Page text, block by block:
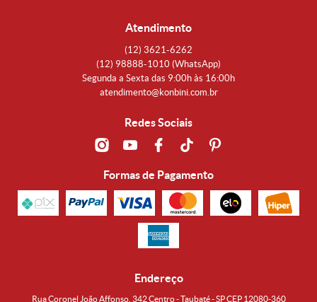
Atendimento
(12) 3621-6262
(12) 98888-1010 (WhatsApp)
Segunda a Sexta das 9:00h às 16:00h
atendimento@konbini.com.br
Redes Sociais
Formas de Pagamento
Endereço
Rua Coronel João Affonso, 342 Centro - Taubaté - SP CEP 12080-360